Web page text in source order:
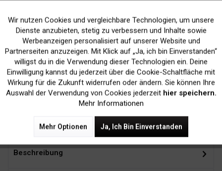
Kein Verlust der
Druckergarantie
Versand innerhalb von
24H*
Zubehör 11
Beschreibung
Funktionale Aktiv
Marketing Inaktiv
Tracking Inaktiv
Wir nutzen Cookies und vergleichbare Technologien, um unsere
Dienste anzubieten, stetig zu verbessern und Inhalte sowie
Werbeanzeigen personalisiert auf unserer Website und
Partnerseiten anzuzeigen. Mit Klick auf „Ja, ich bin Einverstanden“
willigst du in die Verwendung dieser Technologien ein. Deine
Einwilligung kannst du jederzeit über die Cookie-Schaltfläche mit
Wirkung für die Zukunft widerrufen oder ändern. Sie können Ihre
Auswahl der Verwendung von Cookies jederzeit hier speichern.
Mehr Informationen
Mehr Optionen Ja, Ich Bin Einverstanden